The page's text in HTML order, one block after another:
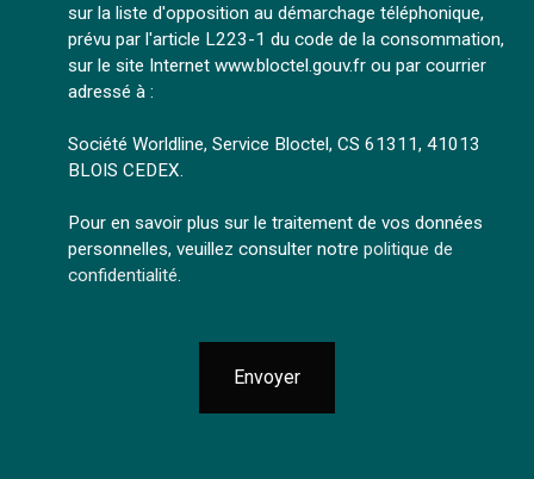
sur la liste d'opposition au démarchage téléphonique,
prévu par l'article L223-1 du code de la consommation,
sur le site Internet www.bloctel.gouv.fr ou par courrier
adressé à :
Société Worldline, Service Bloctel, CS 61311, 41013
BLOIS CEDEX.
Pour en savoir plus sur le traitement de vos données
personnelles, veuillez consulter notre politique de
confidentialité.
Envoyer